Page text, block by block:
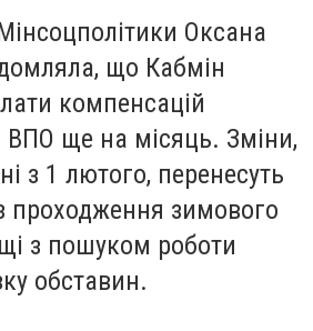
Оксана
що Кабмін
компенсацій
ще на місяць. Зміни,
з 1 лютого, перенесуть
проходження зимового
з пошуком роботи
обставин.